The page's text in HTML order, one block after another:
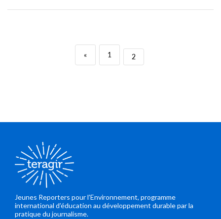
« 1 2
Jeunes Reporters pour l’Environnement, programme
international d’éducation au développement durable par la
pratique du journalisme.